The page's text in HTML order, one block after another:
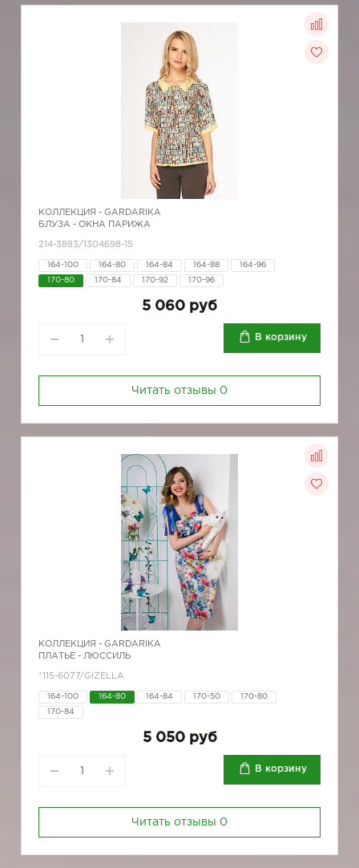
КОЛЛЕКЦИЯ - GARDARIKA
БЛУЗА - ОКНА ПАРИЖА
214-3883/1304698-15
164-100 164-80 164-84 164-88 164-96
170-80 170-84 170-92 170-96
5 060 руб
В корзину
Читать отзывы 0
КОЛЛЕКЦИЯ - GARDARIKA
ПЛАТЬЕ - ЛЮССИЛЬ
*115-6077/GIZELLA
164-100 164-80 164-84 170-50 170-80
170-84
5 050 руб
В корзину
Читать отзывы 0